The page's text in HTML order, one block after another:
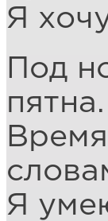
Я
Под
пятна.
Я